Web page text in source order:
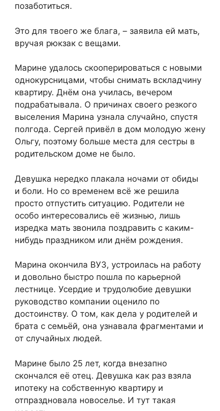
позаботиться.
Это для твоего же блага, – заявила ей мать,
вручая рюкзак с вещами.
Марине удалось скооперироваться с новыми
однокурсницами, чтобы снимать вскладчину
квартиру. Днём она училась, вечером
подрабатывала. О причинах своего резкого
выселения Марина узнала случайно, спустя
полгода. Сергей привёл в дом молодую жену
Ольгу, поэтому больше места для сестры в
родительском доме не было.
Девушка нередко плакала ночами от обиды
и боли. Но со временем всё же решила
просто отпустить ситуацию. Родители не
особо интересовались её жизнью, лишь
изредка мать звонила поздравить с каким-
нибудь праздником или днём рождения.
Марина окончила ВУЗ, устроилась на работу
и довольно быстро пошла по карьерной
лестнице. Усердие и трудолюбие девушки
руководство компании оценило по
достоинству. О том, как дела у родителей и
брата с семьёй, она узнавала фрагментами и
от случайных людей.
Марине было 25 лет, когда внезапно
скончался её отец. Девушка как раз взяла
ипотеку на собственную квартиру и
отпраздновала новоселье. И тут такая